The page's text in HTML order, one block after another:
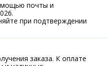
почты и
при подтверждении
заказа. К оплате